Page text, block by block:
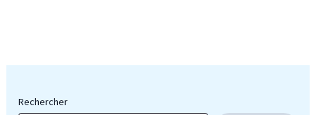
Rechercher